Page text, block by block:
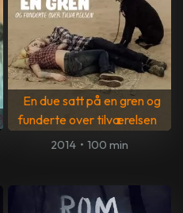
En due satt på en gren og
funderte over tilværelsen
2014 • 100 min